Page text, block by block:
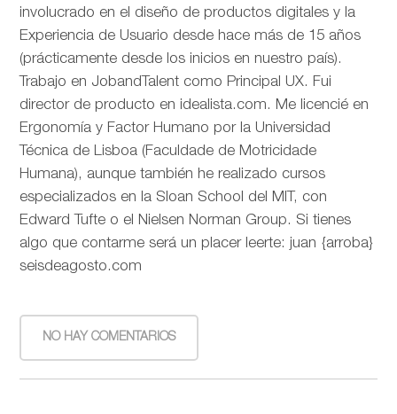
involucrado en el diseño de productos digitales y la
Experiencia de Usuario desde hace más de 15 años
(prácticamente desde los inicios en nuestro país).
Trabajo en JobandTalent como Principal UX. Fui
director de producto en idealista.com. Me licencié en
Ergonomía y Factor Humano por la Universidad
Técnica de Lisboa (Faculdade de Motricidade
Humana), aunque también he realizado cursos
especializados en la Sloan School del MIT, con
Edward Tufte o el Nielsen Norman Group. Si tienes
algo que contarme será un placer leerte: juan {arroba}
seisdeagosto.com
NO HAY COMENTARIOS